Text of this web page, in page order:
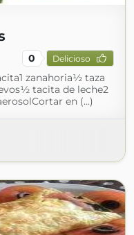
0 Delicioso
zanahoria½ taza
tacita de leche2
en (...)